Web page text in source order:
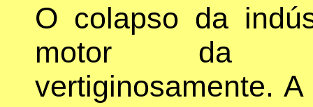
O colapso da
motor da
vertiginosamente.